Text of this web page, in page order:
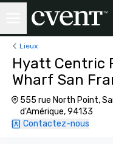
Lieux
Hyatt Centric
Wharf San
Renovated
555 rue North Point,
d'Amérique, 94133
Contactez-nous